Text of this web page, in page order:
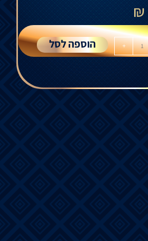
₪
+ הוספה לסל